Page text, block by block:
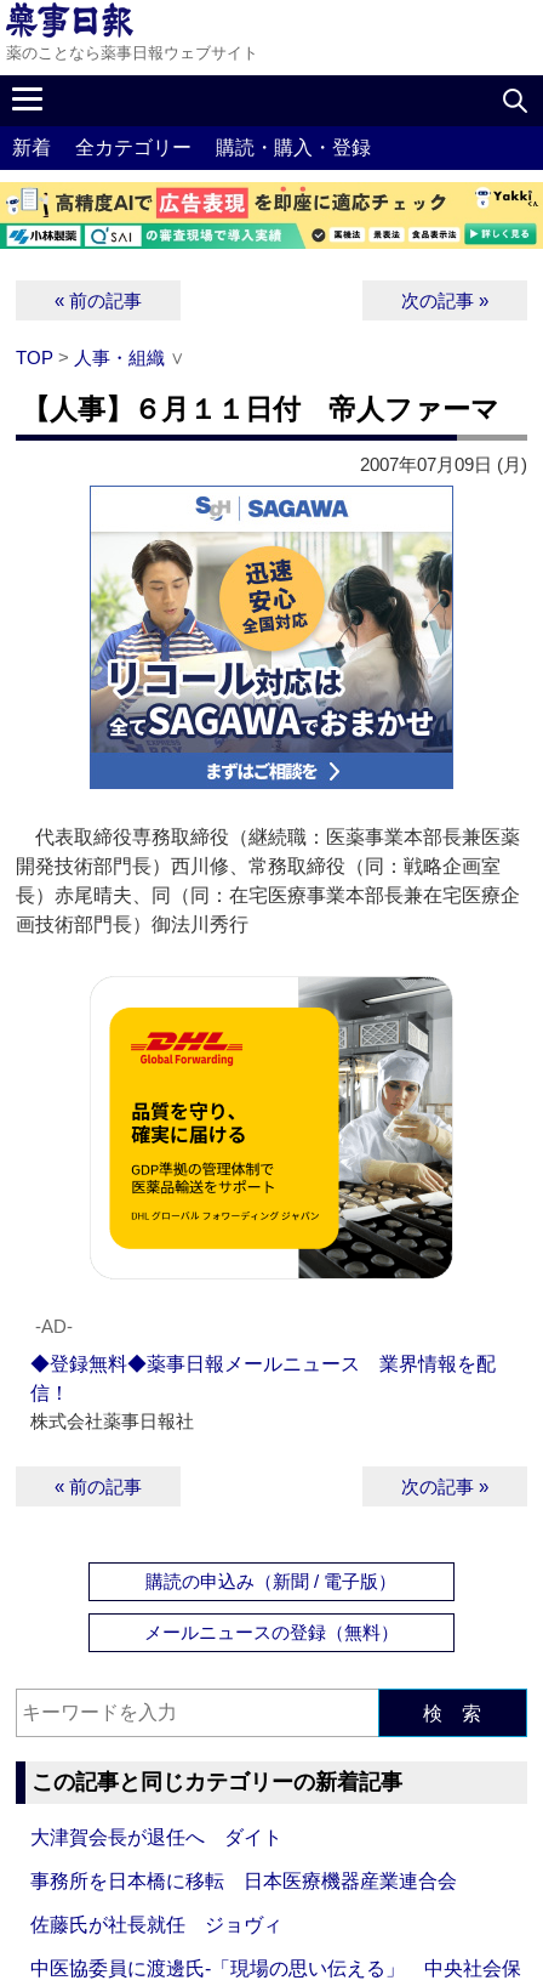
薬のことなら薬事日報ウェブサイト
新着 全カテゴリー 購読・購入・登録
« 前の記事 次の記事 »
TOP > 人事・組織 ∨
【人事】６月１１日付 帝人ファーマ
2007年07月09日 (月)
代表取締役専務取締役（継続職：医薬事業本部長兼医薬
開発技術部門長）西川修、常務取締役（同：戦略企画室
長）赤尾晴夫、同（同：在宅医療事業本部長兼在宅医療企
画技術部門長）御法川秀行
‐AD‐
◆登録無料◆薬事日報メールニュース 業界情報を配
信！
株式会社薬事日報社
« 前の記事 次の記事 »
購読の申込み（新聞 / 電子版）
メールニュースの登録（無料）
検 索
この記事と同じカテゴリーの新着記事
大津賀会長が退任へ ダイト
事務所を日本橋に移転 日本医療機器産業連合会
佐藤氏が社長就任 ジョヴィ
中医協委員に渡邊氏‐「現場の思い伝える」 中央社会保